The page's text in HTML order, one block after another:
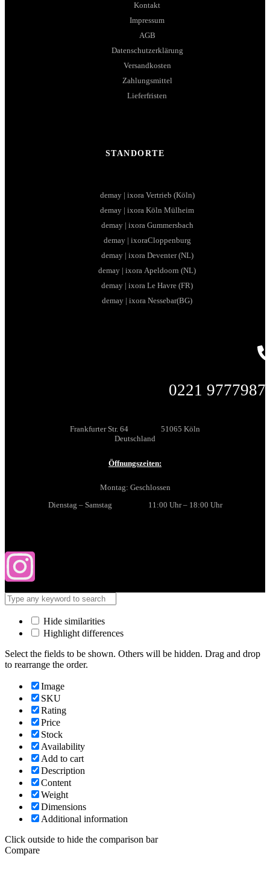
Kontakt
Impressum
AGB
Datenschutzerklärung
Versandkosten
Zahlungsmittel
Lieferfristen
STANDORTE
demay | ixora Vertrieb (Köln)
demay | ixora Köln Mülheim
demay | ixora Gummersbach
demay | ixoraCloppenburg
demay | ixora Deventer (NL)
demay | ixora Apeldoorn (NL)
demay | ixora Le Havre (FR)
demay | ixora Nessebar(BG)
0221
Frankfurter Str. 64 51065 Köln
Deutschland
Öffnungszeiten:
Montag: Geschlossen
Dienstag – Samstag 11:00 Uhr – 18:00 Uhr
Hide similarities
Highlight differences
Select the fields to be shown. Others will be hidden. Drag and drop
to rearrange the order.
Image
SKU
Rating
Price
Stock
Availability
Add to cart
Description
Content
Weight
Dimensions
Additional information
Click outside to hide the comparison bar
Compare